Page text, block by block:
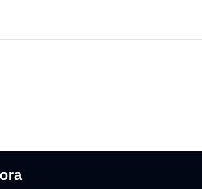
Alain dice PEPCA construyó